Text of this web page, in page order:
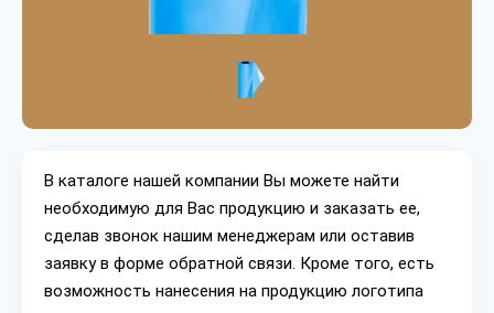
В каталоге нашей компании Вы можете найти
необходимую для Вас продукцию и заказать ее,
сделав звонок нашим менеджерам или оставив
заявку в форме обратной связи. Кроме того, есть
возможность нанесения на продукцию логотипа